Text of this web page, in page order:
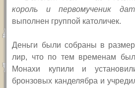
король и первомученик
выполнен группой католичек.
Деньги были собраны в
лир, что по тем временам
Монахи купили и
бронзовых канделябра и